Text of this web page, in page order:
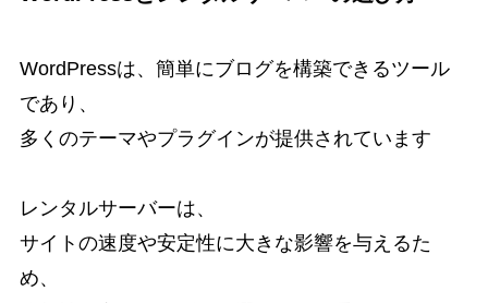
WordPressは、簡単にブログを構築できるツール
であり、
多くのテーマやプラグインが提供されています
レンタルサーバーは、
サイトの速度や安定性に大きな影響を与えるた
め、